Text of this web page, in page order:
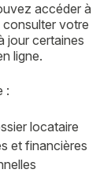
accéder à
votre
jour certaines
ligne.
:
locataire
et financières